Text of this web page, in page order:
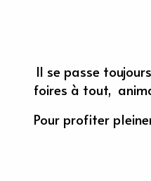
Il se passe
foires à tout,
Pour profiter